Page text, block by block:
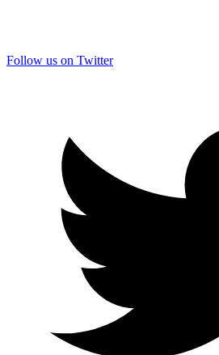
Follow us on Twitter